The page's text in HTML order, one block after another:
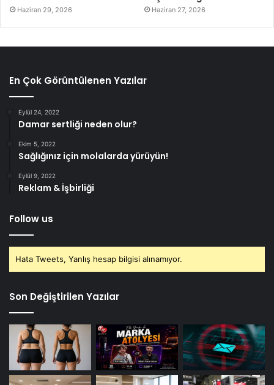
Haziran 29, 2026 Haziran 27, 2026
En Çok Görüntülenen Yazılar
Eylül 24, 2022
Damar sertliği neden olur?
Ekim 5, 2022
Sağlığınız için molalarda yürüyün!
Eylül 9, 2022
Reklam & İşbirliği
Follow us
Hata Tweets, Yanlış hesap bilgisi alınamıyor.
Son Değiştirilen Yazılar